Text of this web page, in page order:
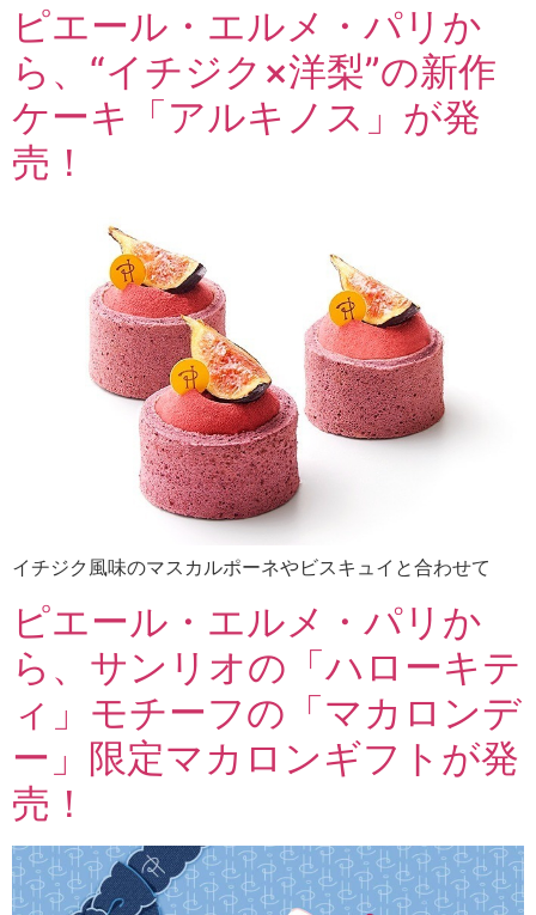
ピエール・エルメ・パリか
ら、“イチジク×洋梨”の新作
ケーキ「アルキノス」が発
売！
イチジク風味のマスカルポーネやビスキュイと合わせて
ピエール・エルメ・パリか
ら、サンリオの「ハローキテ
ィ」モチーフの「マカロンデ
ー」限定マカロンギフトが発
売！